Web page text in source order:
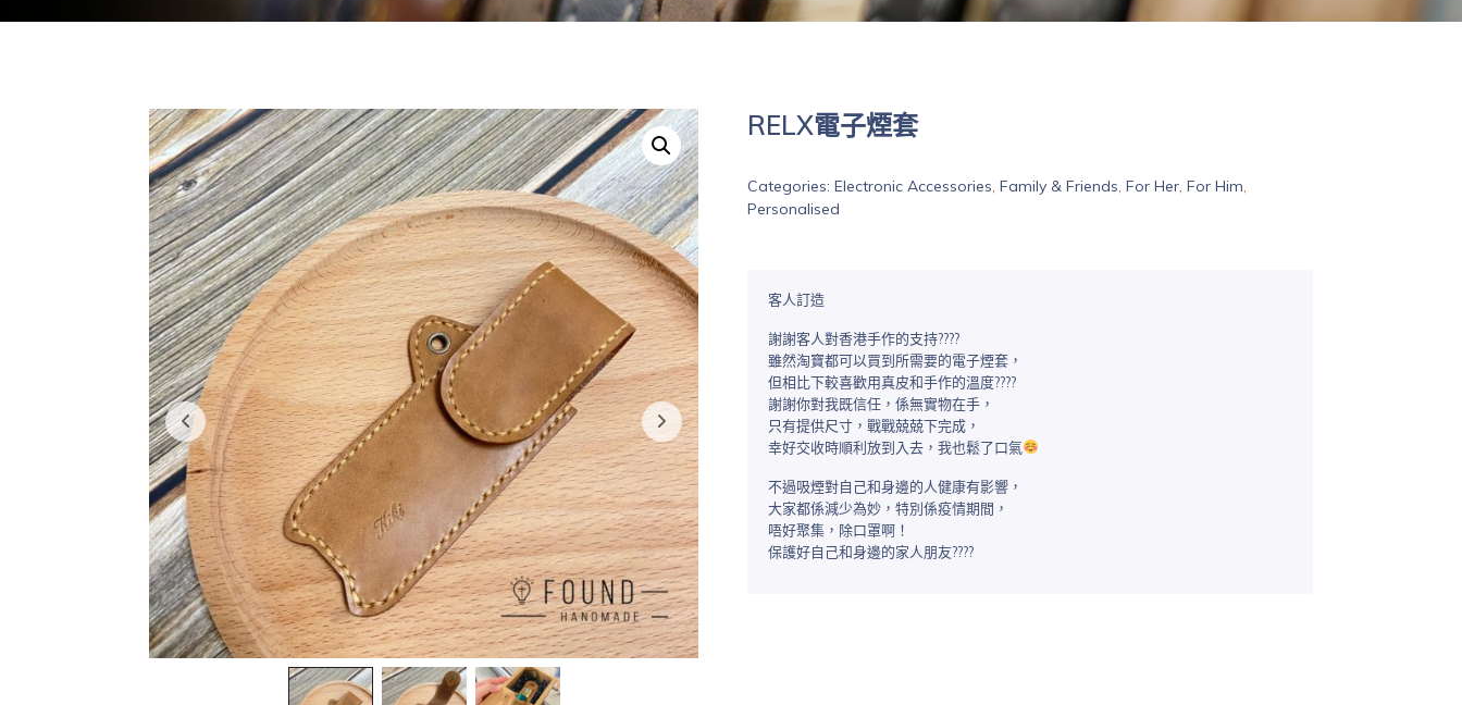
RELX電子煙套
Categories: Electronic Accessories, Family & Friends, For Her, For Him,
Personalised
客人訂造
謝謝客人對香港手作的支持????
雖然淘寶都可以買到所需要的電子煙套，
但相比下較喜歡用真皮和手作的溫度????
謝謝你對我既信任，係無實物在手，
只有提供尺寸，戰戰兢兢下完成，
幸好交收時順利放到入去，我也鬆了口氣
不過吸煙對自己和身邊的人健康有影響，
大家都係減少為妙，特別係疫情期間，
唔好聚集，除口罩啊！
保護好自己和身邊的家人朋友????